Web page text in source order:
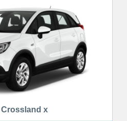
Crossland x